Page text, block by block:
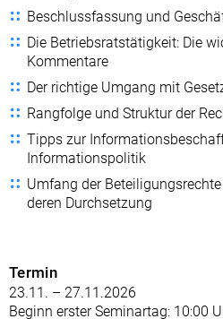
Beschlussfassung und
Die Betriebsratstätigkeit: Die
Kommentare
Der richtige Umgang mit
Rangfolge und Struktur der
Tipps zur
Informationspolitik
Umfang der
deren Durchsetzung
Termin
23.11. – 27.11.2026
Beginn erster Seminartag: 10:00